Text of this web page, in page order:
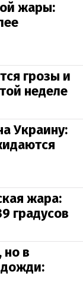
жары:
грозы и
неделе
Украину:
жара:
градусов
но в
дожди: